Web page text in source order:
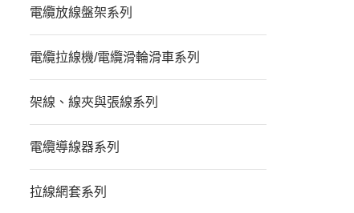
電纜放線盤架系列
電纜拉線機/電纜滑輪滑車系列
架線、線夾與張線系列
電纜導線器系列
拉線網套系列